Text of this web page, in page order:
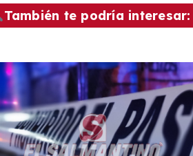
También te podría interesar: